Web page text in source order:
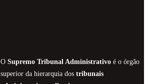
O Supremo Tribunal Administrativoé o órgão
superior da hierarquia dos tribunais